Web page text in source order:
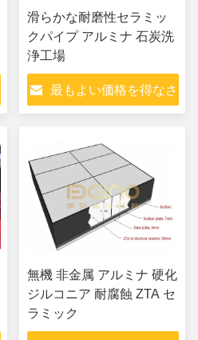
滑らかな耐磨性セラミッ
クパイプ アルミナ 石炭洗
浄工場
最もよい価格を得なさ
無機 非金属 アルミナ 硬化
ジルコニア 耐腐蝕 ZTA セ
ラミック